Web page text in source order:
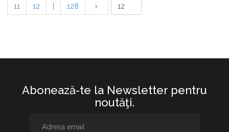
11 12 128
Abonează-te la Newsletter pentru
noutăţi.